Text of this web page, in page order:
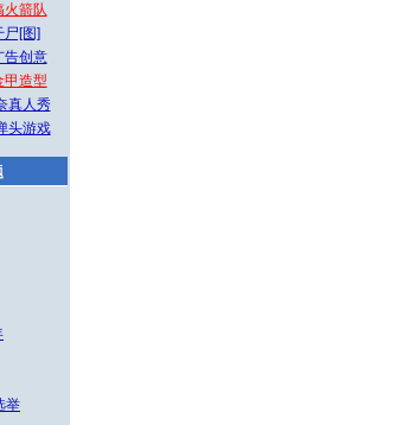
火箭队
尸[图]
告创意
甲造型
真人秀
头游戏
举